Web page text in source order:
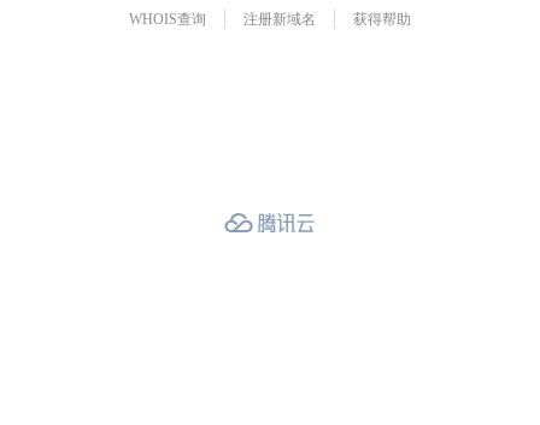
WHOIS查询 注册新域名 获得帮助